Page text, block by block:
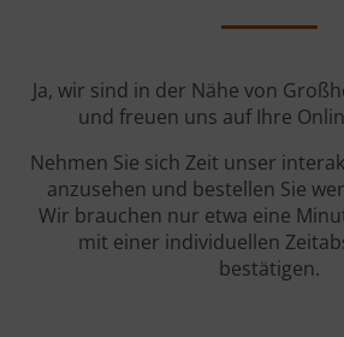
Ja, wir sind in der Nähe von
und freuen uns auf Ihre
Nehmen Sie sich Zeit unser
anzusehen und bestellen Sie
Wir brauchen nur etwa eine
mit einer individuellen
bestätigen.